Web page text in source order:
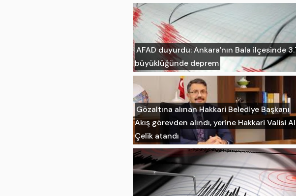
AFAD duyurdu: Ankara'nın Bala ilçesinde
büyüklüğünde deprem
Gözaltına alınan Hakkari Belediye Başkanı
Akış görevden alındı, yerine Hakkari Valisi
Çelik atandı